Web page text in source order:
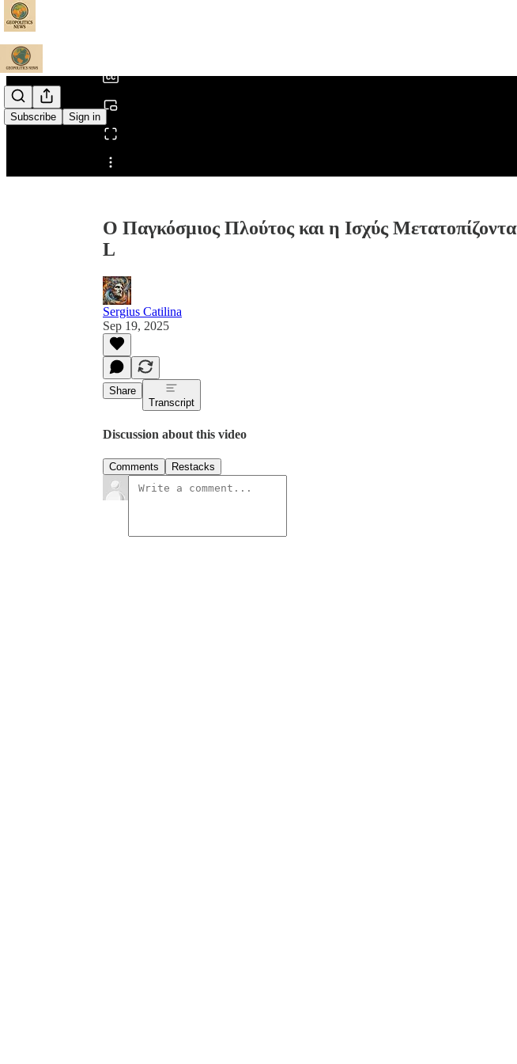
Subscribe Sign in
Share from 0:00
Ο Παγκόσμιος Πλούτος και η Ισχύς
L
Sergius Catilina
Sep 19, 2025
Share
Transcript
Discussion about this video
Comments Restacks